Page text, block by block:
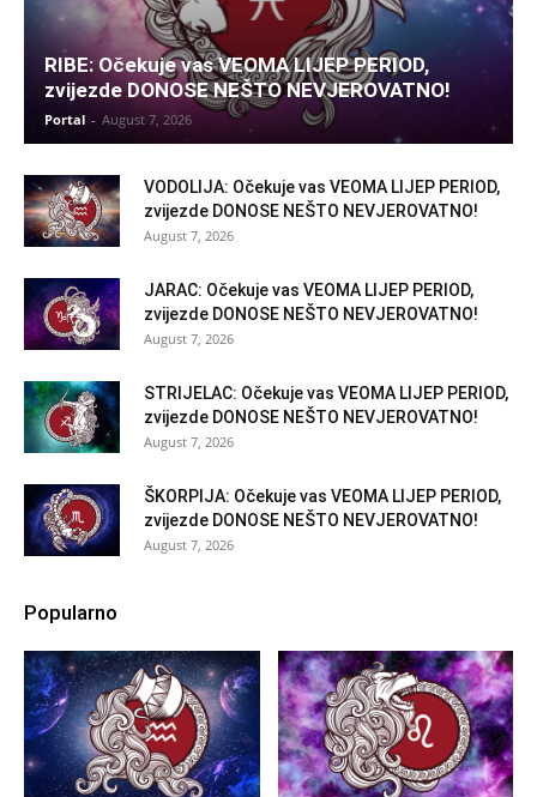
RIBE: Očekuje vas VEOMA LIJEP PERIOD,
zvijezde DONOSE NEŠTO NEVJEROVATNO!
Portal - August 7, 2026
VODOLIJA: Očekuje vas VEOMA LIJEP PERIOD,
zvijezde DONOSE NEŠTO NEVJEROVATNO!
August 7, 2026
JARAC: Očekuje vas VEOMA LIJEP PERIOD,
zvijezde DONOSE NEŠTO NEVJEROVATNO!
August 7, 2026
STRIJELAC: Očekuje vas VEOMA LIJEP PERIOD,
zvijezde DONOSE NEŠTO NEVJEROVATNO!
August 7, 2026
ŠKORPIJA: Očekuje vas VEOMA LIJEP PERIOD,
zvijezde DONOSE NEŠTO NEVJEROVATNO!
August 7, 2026
Popularno